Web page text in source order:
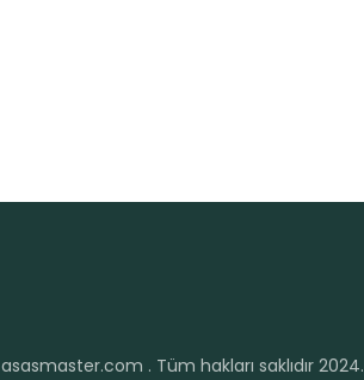
asasmaster.com . Tüm hakları saklıdır 2024.